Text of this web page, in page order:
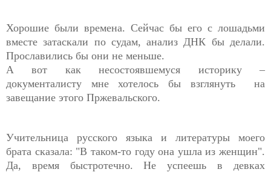
Хорошие были времена. Сейчас бы его с лошадьми
вместе затаскали по судам, анализ ДНК бы делали.
Прославились бы они не меньше.
А вот как несостоявшемуся историку –
документалисту мне хотелось бы взглянуть на
завещание этого Пржевальского.
Учительница русского языка и литературы моего
брата сказала: "В таком-то году она ушла из женщин".
Да, время быстротечно. Не успеешь в девках